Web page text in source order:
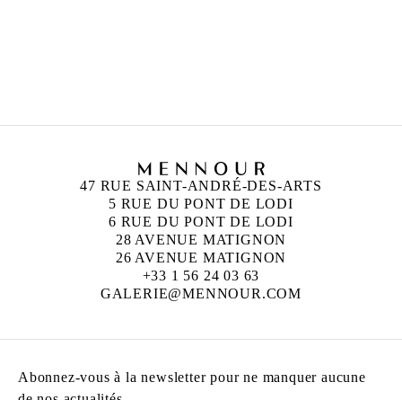
47 RUE SAINT-ANDRÉ-DES-ARTS
5 RUE DU PONT DE LODI
6 RUE DU PONT DE LODI
28 AVENUE MATIGNON
26 AVENUE MATIGNON
+33 1 56 24 03 63
GALERIE@MENNOUR.COM
Abonnez-vous à la newsletter pour ne manquer aucune